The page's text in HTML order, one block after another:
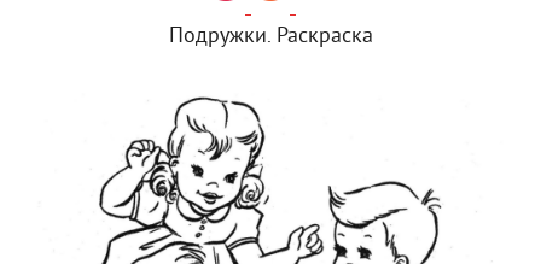
Подружки. Раскраска